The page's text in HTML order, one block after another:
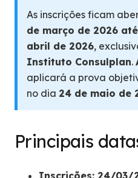
As inscrições ficam
de março de 2026
abril de 2026,
Instituto Consulplan.
aplicará a prova
no dia 24 de maio de
Principais
Inscrições: 24/03/